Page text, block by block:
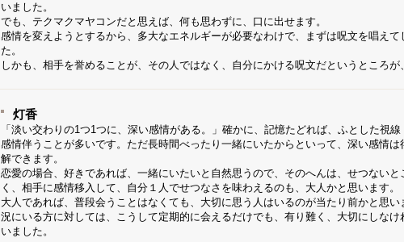
いました。
でも、テクマクマヤコンだと思えば、何も思わずに、口に出せます。
感情を変えようとするから、多大なエネルギーが必要なわけで、まずは呪文を唱え
た。
しかも、相手を誉めることが、その人ではなく、自分にかける呪文だというところが
灯香
「淡い交わりの1つ1つに、深い感情がある。」確かに、記憶たどれば、ふとした視
感情伴うことが多いです。ただ長時間べったり一緒にいたからといって、深い感情
解できます。
恋愛の場合、好きであれば、一緒にいたいと自然思うので、そのへんは、せつない
く、相手に感情移入して、自分１人でせつなさを味わえるのも、大人かと思います。
大人であれば、普段会うことはなくても、大切に思う人はいるのが当たり前かと思
況にいる方に対しては、こうして定期的に会えるだけでも、有り難く、大切にしな
いました。